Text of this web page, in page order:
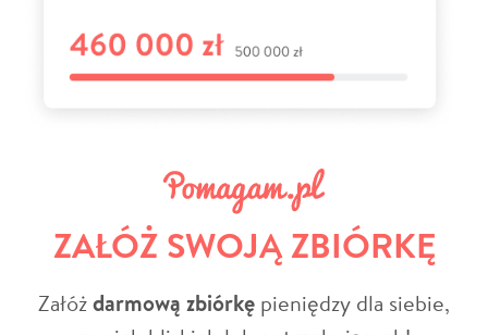
ZAŁÓŻ SWOJĄ ZBIÓRKĘ
Załóżdarmową zbiórkę pieniędzy dla siebie,